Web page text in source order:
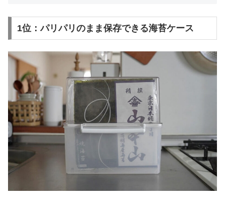
1位：パリパリのまま保存できる海苔ケース